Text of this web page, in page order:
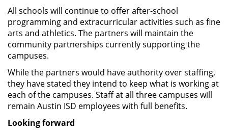
All schools will continue to offer after-school
programming and extracurricular activities such as fine
arts and athletics. The partners will maintain the
community partnerships currently supporting the
campuses.
While the partners would have authority over staffing,
they have stated they intend to keep what is working at
each of the campuses. Staff at all three campuses will
remain Austin ISD employees with full benefits.
Looking forward